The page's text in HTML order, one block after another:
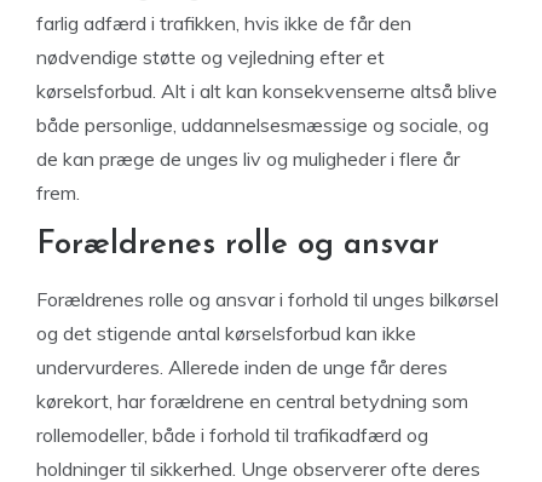
farlig adfærd i trafikken, hvis ikke de får den
nødvendige støtte og vejledning efter et
kørselsforbud. Alt i alt kan konsekvenserne altså blive
både personlige, uddannelsesmæssige og sociale, og
de kan præge de unges liv og muligheder i flere år
frem.
Forældrenes rolle og ansvar
Forældrenes rolle og ansvar i forhold til unges bilkørsel
og det stigende antal kørselsforbud kan ikke
undervurderes. Allerede inden de unge får deres
kørekort, har forældrene en central betydning som
rollemodeller, både i forhold til trafikadfærd og
holdninger til sikkerhed. Unge observerer ofte deres